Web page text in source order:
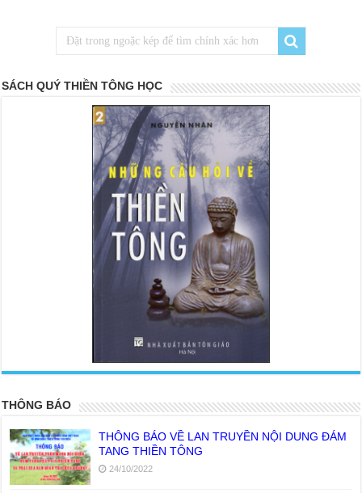
SÁCH QUÝ THIỀN TÔNG HỌC
THÔNG BÁO
THÔNG BÁO VỀ LAN TRUYỀN NỘI DUNG ĐÁM
TANG THIỀN TÔNG
24/10/2022